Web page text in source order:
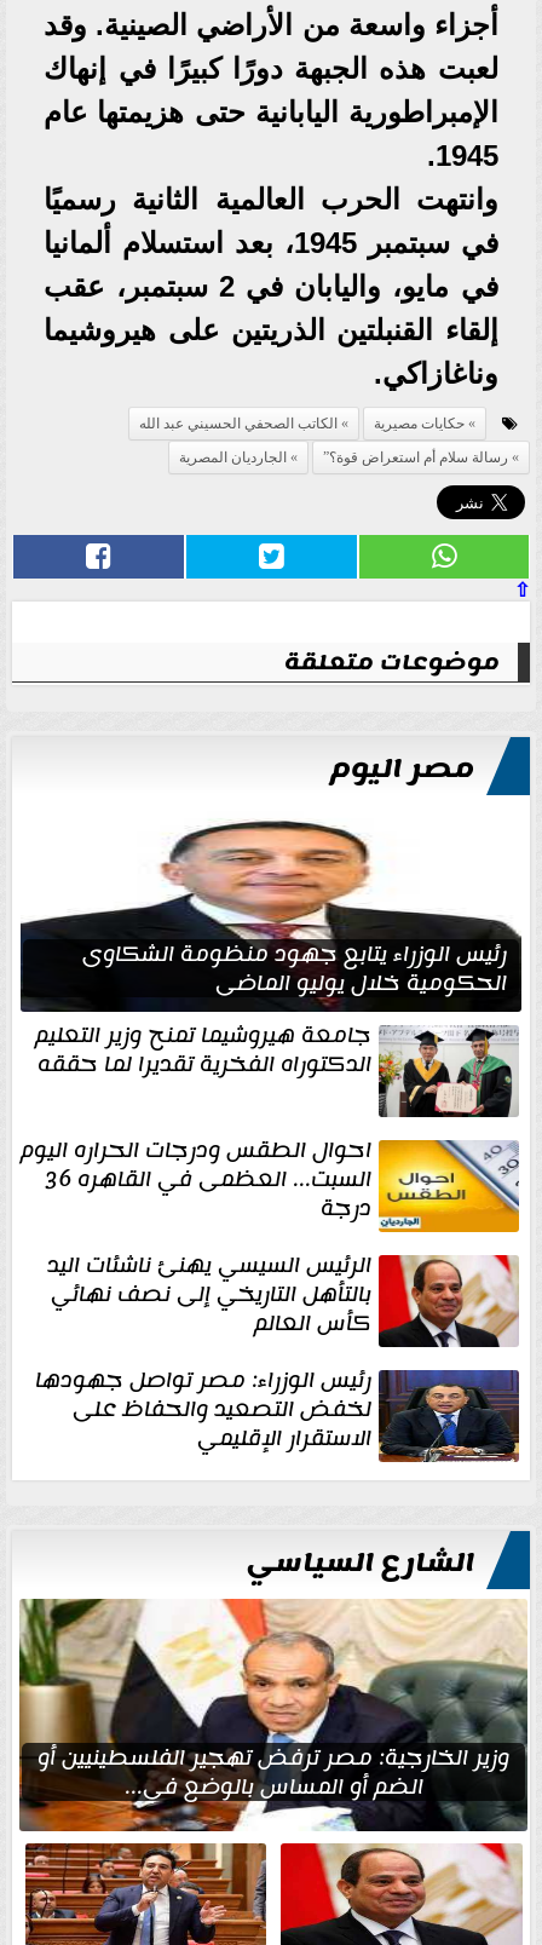
أجزاء واسعة من الأراضي الصينية. وقد
لعبت هذه الجبهة دورًا كبيرًا في إنهاك
الإمبراطورية اليابانية حتى هزيمتها عام
1945.
وانتهت الحرب العالمية الثانية رسميًا
في سبتمبر 1945، بعد استسلام ألمانيا
في مايو، واليابان في 2 سبتمبر، عقب
إلقاء القنبلتين الذريتين على هيروشيما
وناغازاكي.
حكايات مصيرية
الكاتب الصحفي الحسيني عبد الله
رسالة سلام أم استعراض قوة؟”
الجارديان المصرية
⇧
موضوعات متعلقة
مصر اليوم
رئيس الوزراء يتابع جهود منظومة الشكاوى
الحكومية خلال يوليو الماضي
جامعة هيروشيما تمنح وزير التعليم
الدكتوراه الفخرية تقديرا لما حققه
احوال الطقس ودرجات الحراره اليوم
السبت... العظمى في القاهره 36
درجة
الرئيس السيسي يهنئ ناشئات اليد
بالتأهل التاريخي إلى نصف نهائي
كأس العالم
رئيس الوزراء: مصر تواصل جهودها
لخفض التصعيد والحفاظ على
الاستقرار الإقليمي
الشارع السياسي
وزير الخارجية: مصر ترفض تهجير الفلسطينيين أو
الضم أو المساس بالوضع في...